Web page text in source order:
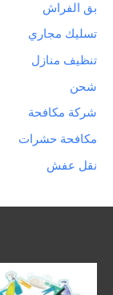
بق الفراش
تسليك مجاري
تنظيف منازل
شحن
شركة مكافحة
مكافحة حشرات
نقل عفش